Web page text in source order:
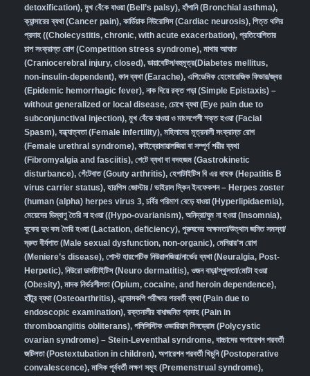
detoxification), মুখ বেঁকে যাওয়া (Bell’s palsy), হাঁপানি (Bronchial asthma),
ক্যান্সারের ব্যথা (Cancer pain), কার্ডিয়াক নিউরোসিস (Cardiac neurosis), পিত্ত থলির
প্রদাহ ((Cholecystitis, chronic, with acute exacerbation), প্রতিযোগিতার
চাপ সংক্রান্ত রোগ (Competition stress syndrome), মাথার আঘাত
(Craniocerebral injury, closed), ডায়াবেটিস/বহুমূত্র(Diabetes mellitus,
non-insulin-dependent), কান ব্যথা (Earache), এপিডেমিক হেমোরেজিক ফিভার/জ্বর
(Epidemic hemorrhagic fever), নাক দিয়ে রক্ত পড়া (Simple Epistaxis) –
without generalized or local disease, চোখে ব্যথা (Eye pain due to
subconjunctival injection), মুখ বেঁকে যাওয়া ও মাংসপেশী শক্ত হওয়া (Facial
Spasm), বন্ধ্যাত্বতা (Female infertility), মহিলাদের মূত্রনালী সংক্রান্ত রোগ
(Female urethral syndrome), ফাইব্রোমায়ালজিয়া বা সম্পূর্ণ শরীর ব্যথা
(Fibromyalgia and fasciitis), পেটে ব্যথা বা বদহজম (Gastrokinetic
disturbance), গেঁটেবাত (Gouty arthritis), হেপাটাইটিস বি এর বাহক (Hepatitis B
virus carrier status), হারপিস জোস্টার / ভাইরাল স্কিন ইনফেকশন – Herpes zoster
(human (alpha) herpes virus 3, চর্বির পরিমাণ বেড়ে যাওয়া (Hyperlipidaemia),
মেয়েদের ডিম্বাণু তৈরি না হওয়া ((Hypo-ovarianism), অনিদ্রা/ঘুম না হওয়া (Insomnia),
বুকের দুধ কম তৈরি হওয়া (Lactation, deficiency), পুরুষদের অক্ষমতা/উত্থান জনিত সমস্যা/
দ্রুত বীর্যপাত (Male sexual dysfunction, non-organic), মেনিয়ার’স রোগ
(Meniere’s disease), পোস্ট হারপেটিক নিউরালজিয়া/নার্ভের ব্যথা (Neuralgia, Post-
Herpetic), নিউরো ডার্মাটাইটিস (Neuro dermatitis), ওজন বাড়া/স্থূলতা/মোটা হওয়া
(Obesity), মাদক নির্ভরশীলতা (Opium, cocaine, and heroin dependence),
হাঁটুর ব্যথা (Osteoarthritis), এন্ডোসকপি পরীক্ষার পরবর্তী ব্যথা (Pain due to
endoscopic examination), রক্তনালীর বাধাজনিত প্রদাহ (Pain in
thromboangiitis obliterans), পলিসিস্টিক ওভারিয়ান সিনড্রোম (Polycystic
ovarian syndrome) – Stein-Leventhal syndrome, বাচ্চাদের অপারেশন পরবর্তী
জটিলতা (Postextubation in children), অপারেশন পরবর্তী খিচুনি (Postoperative
convalescence), মাসিক পূর্ববর্তী লক্ষণ সমূহ (Premenstrual syndrome),